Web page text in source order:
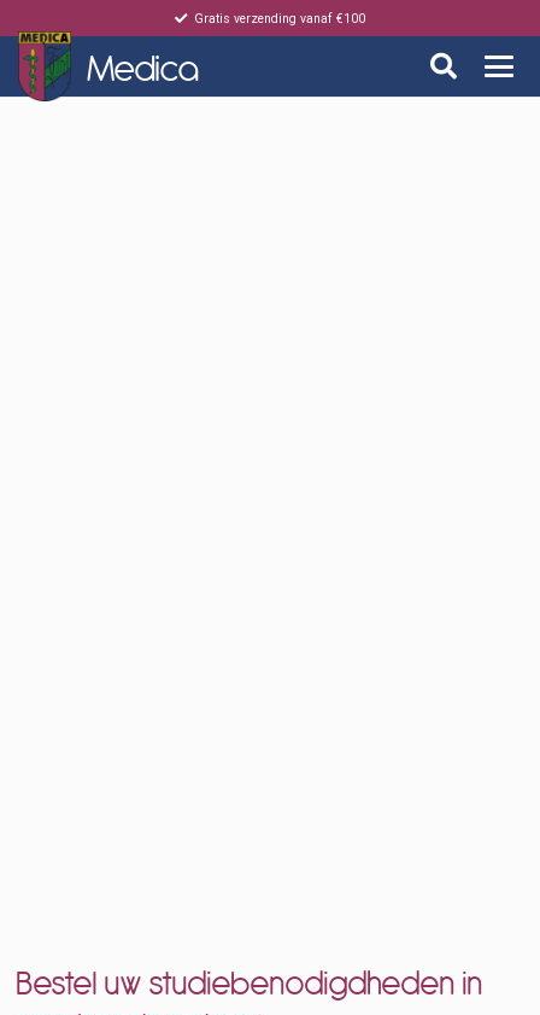
Gratis verzending vanaf €100
Medica
Bestel uw studiebenodigdheden in